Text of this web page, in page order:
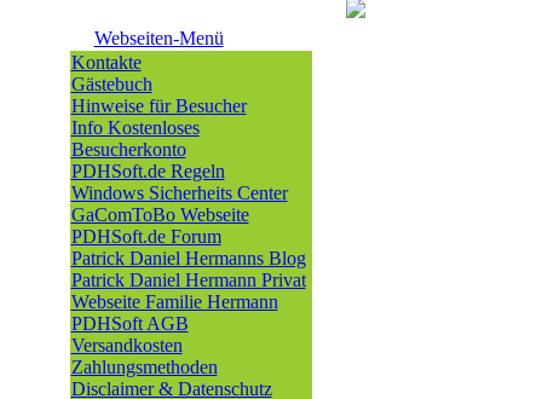
Webseiten-Menü
Kontakte
Gästebuch
Hinweise für Besucher
Info Kostenloses
Besucherkonto
PDHSoft.de Regeln
Windows Sicherheits Center
GaComToBo Webseite
PDHSoft.de Forum
Patrick Daniel Hermanns Blog
Patrick Daniel Hermann Privat
Webseite Familie Hermann
PDHSoft AGB
Versandkosten
Zahlungsmethoden
Disclaimer & Datenschutz